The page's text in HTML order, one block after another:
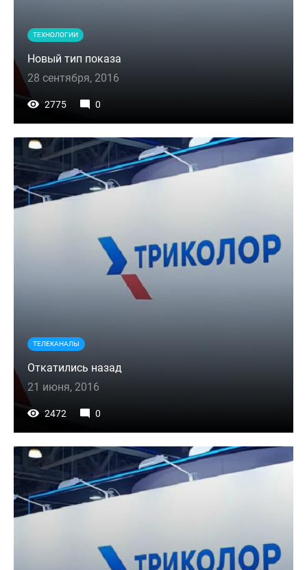
ТЕХНОЛОГИИ
Новый тип показа
28 сентября, 2016
2775 0
ТЕЛЕКАНАЛЫ
Откатились назад
21 июня, 2016
2472 0